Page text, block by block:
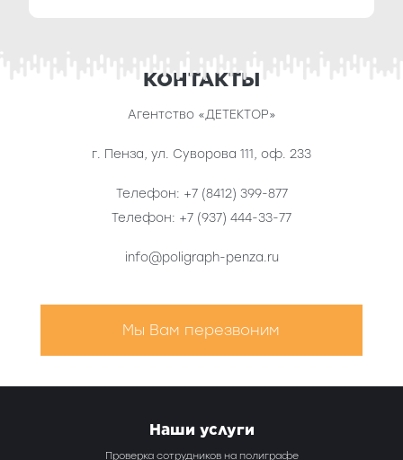
КОНТАКТЫ
Агентство «ДЕТЕКТОР»
г. Пенза ул. Суворова 111, оф. 233
Телефон: +7 (8412) 399-877
Телефон: +7 (937) 444-33-77
info@poligraph-penza.ru
Мы Вам перезвоним
Наши услуги
Проверка сотрудников на полиграфе